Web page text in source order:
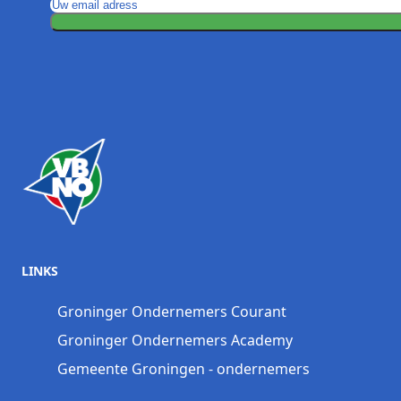
LINKS
Groninger Ondernemers Courant
Groninger Ondernemers Academy
Gemeente Groningen - ondernemers